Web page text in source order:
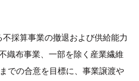
採算事業の撤退および供給能力
織布事業、一部を除く産業繊維
での合意を目標に、事業譲渡や